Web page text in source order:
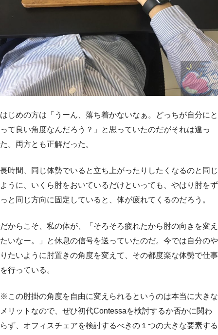
はじめの方は「うーん、落ち着かないなぁ。どっちが自分にと
って良い角度なんだろう？」と思っていたのだがそれは違っ
た。両方とも正解だった。
長時間、同じ体勢でいると立ち上がったりしたくなるのと同じ
ように、いくら肘をおいているだけといっても、やはり肘をず
っと同じ方向に固定していると、体が疲れてくるのだろう。
だからこそ、私の体が、「そろそろ疲れたから肘の向きを変え
たいなー。」と休息の信号を送っていたのだ。今では自分のや
りたいように肘置きの角度を変えて、その都度楽な体勢で仕事
を行っている。
※この肘掛の角度を自由に変えられるというのは本当に大きな
メリットなので、ぜひ初代Contessaを検討するか否かに関わ
らず、オフィスチェアを検討するべきの１つの大きな要素する